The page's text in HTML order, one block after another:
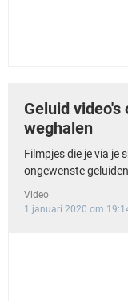
Geluid
weghalen
Filmpjes die je via je
ongewenste
Video
1 januari 2020 om